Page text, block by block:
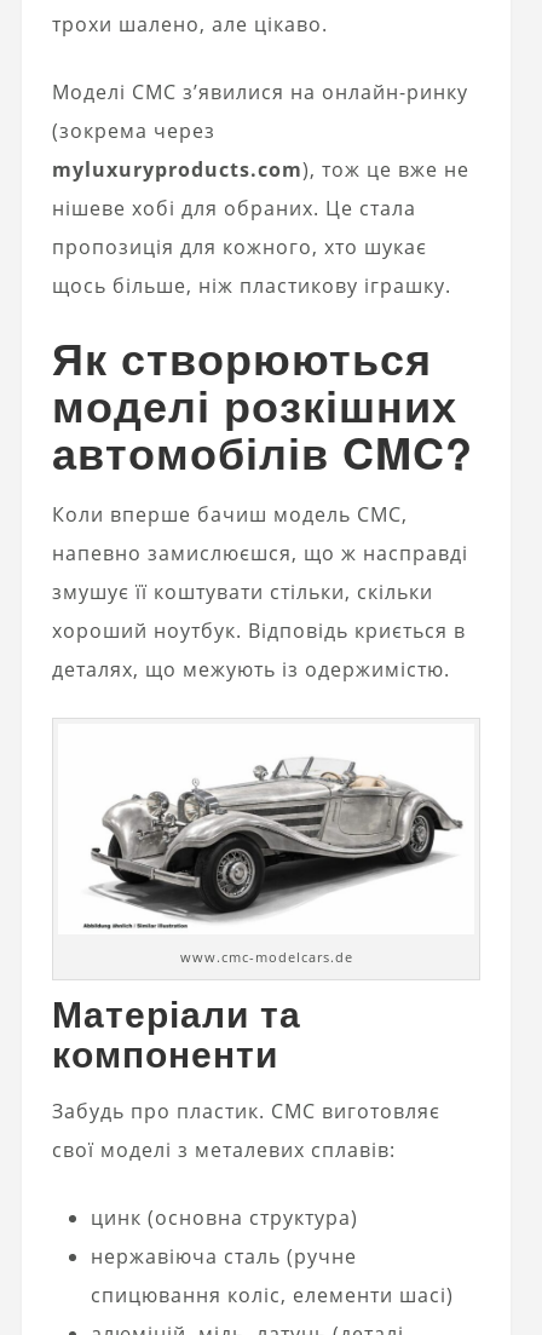
трохи шалено, але цікаво.
Моделі CMC з’явилися на онлайн-ринку
(зокрема через
myluxuryproducts.com), тож це вже не
нішеве хобі для обраних. Це стала
пропозиція для кожного, хто шукає
щось більше, ніж пластикову іграшку.
Як створюються
моделі розкішних
автомобілів CMC?
Коли вперше бачиш модель CMC,
напевно замислюєшся, що ж насправді
змушує її коштувати стільки, скільки
хороший ноутбук. Відповідь криється в
деталях, що межують із одержимістю.
www.cmc-modelcars.de
Матеріали та
компоненти
Забудь про пластик. CMC виготовляє
свої моделі з металевих сплавів:
цинк (основна структура)
нержавіюча сталь (ручне
спицювання коліс, елементи шасі)